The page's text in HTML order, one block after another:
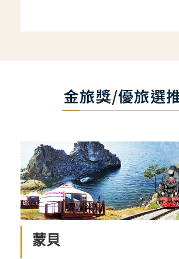
金旅獎/優旅選
蒙貝